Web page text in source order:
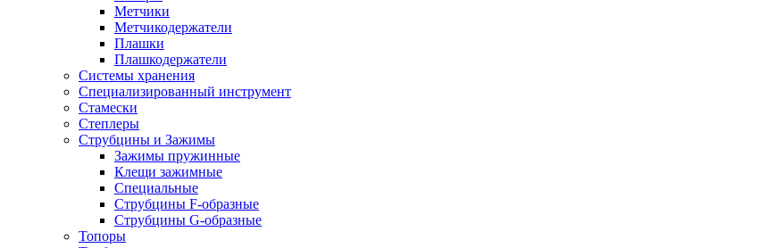
Метчики
Метчикодержатели
Плашки
Плашкодержатели
Системы хранения
Специализированный инструмент
Стамески
Степлеры
Струбцины и Зажимы
Зажимы пружинные
Клещи зажимные
Специальные
Струбцины F-образные
Струбцины G-образные
Топоры